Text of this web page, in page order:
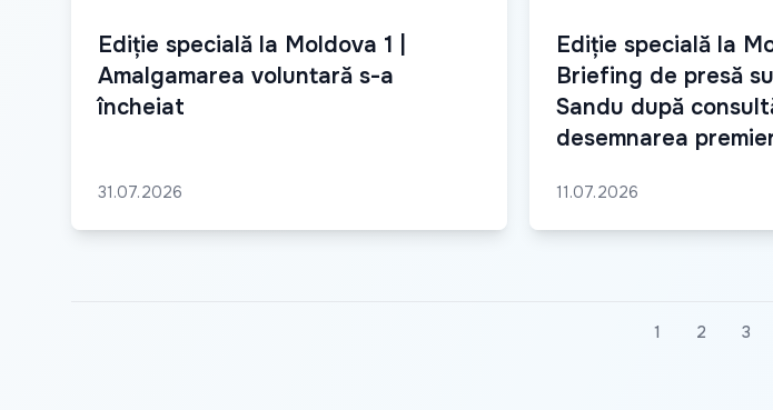
Ediție specială la Moldova 1 |
Amalgamarea voluntară s-a
încheiat
31.07.2026
Ediție specială la
Briefing de presă
Sandu după
desemnarea
11.07.2026
1 2 3